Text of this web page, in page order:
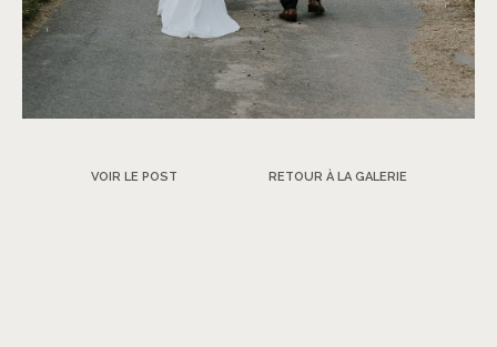
VOIR LE POST RETOUR À LA GALERIE